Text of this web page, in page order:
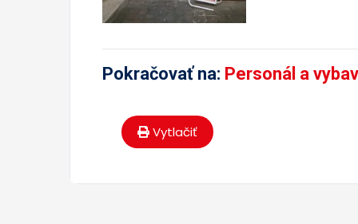
Pokračovať na: Personál a
Vytlačiť